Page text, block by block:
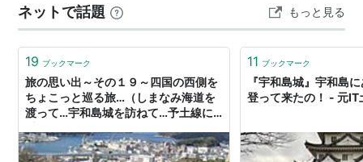
した週末にバイク屋へ駆け込み、速攻で申し込んで1番安
い機器を注文。 バイクのカウル…
ネットで話題 もっと見る
19 ブックマーク
旅の思い出～その１９～四国の西側を
ちょこっと巡る旅…（しまなみ海道を
渡って…宇和島城を訪ねて…予土線に
11 ブックマーク
『宇和島城』宇和島
登って来たの！ - 元IT